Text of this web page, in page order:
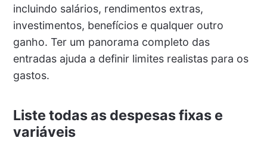
incluindo salários, rendimentos extras,
investimentos, benefícios e qualquer outro
ganho. Ter um panorama completo das
entradas ajuda a definir limites realistas para os
gastos.
Liste todas as despesas fixas e
variáveis